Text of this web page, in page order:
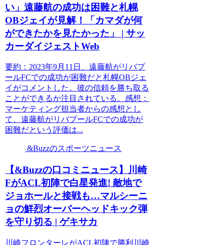
い」遠藤航の成功は困難と札幌
OBジェイが見解！「カマダが何
ができたかを見たかった」 | サッ
カーダイジェストWeb
要約：2023年9月11日、遠藤航がリバプ
ールFCでの成功が困難だと札幌OBジェ
イがコメントした。彼の信頼を勝ち取る
ことができるか注目されている。感想：
マーケティング担当者からの感想とし
て、遠藤航がリバプールFCでの成功が
困難だという評価は...
&Buzzのスポーツニュース
【&Buzzの口コミニュース】川崎
FがACL初陣で白星発進! 敵地で
ジョホールと接戦も…マルシーニ
ョの鮮烈オーバーヘッドキック弾
を守り切る | ゲキサカ
川崎フロンターレがACL初陣で勝利川崎